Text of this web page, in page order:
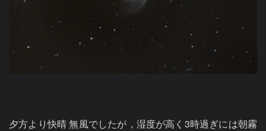
夕方より快晴 無風でしたが，湿度が高く3時過ぎには朝霧